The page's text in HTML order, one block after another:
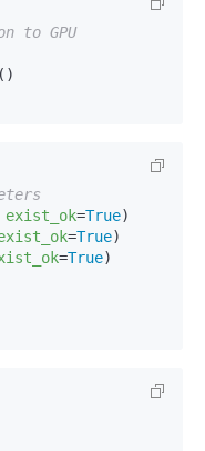
to GPU
exist_ok=True)
=True)
=True)